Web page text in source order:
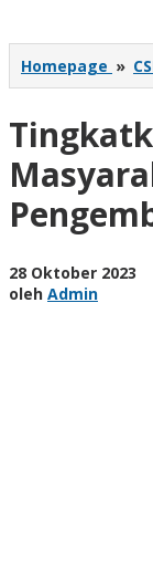
Homepage »
28 Oktober 2023
oleh Admin